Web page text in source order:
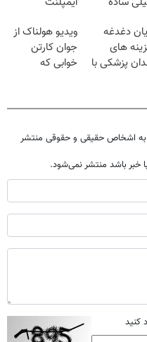
دغدغه
های
پزشکی با
ویدیو هولناک از
جوان کارتن
خوابی که
به اشخاص حقیقی و حقوقی منتشر
خبر باشد منتشر نمی‌شود.
کنید